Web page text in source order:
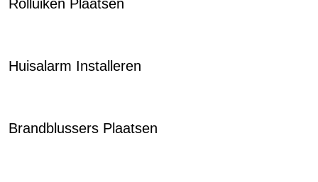
Rolluiken Plaatsen
Huisalarm Installeren
Brandblussers Plaatsen